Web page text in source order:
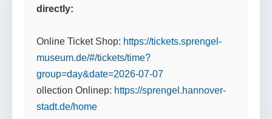
directly:
Online Ticket Shop: https://tickets.sprengel-
museum.de/#/tickets/time?
group=day&date=2026-07-07
ollection Onlinep: https://sprengel.hannover-
stadt.de/home